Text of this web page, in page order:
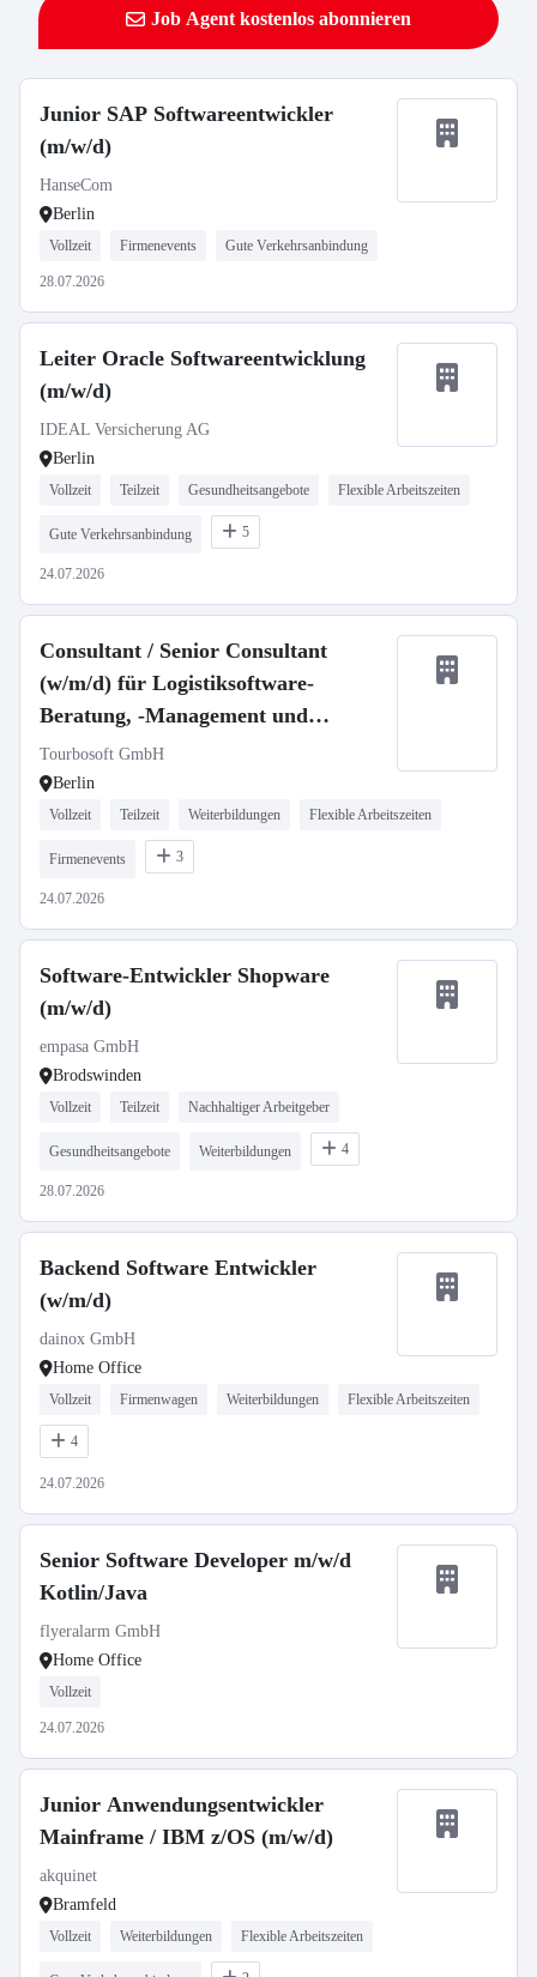
Job Agent kostenlos abonnieren
Junior SAP Softwareentwickler
(m/w/d)
HanseCom
Berlin
Vollzeit Firmenevents Gute Verkehrsanbindung
28.07.2026
Leiter Oracle Softwareentwicklung
(m/w/d)
IDEAL Versicherung AG
Berlin
Vollzeit Teilzeit Gesundheitsangebote Flexible Arbeitszeiten
Gute Verkehrsanbindung 5
24.07.2026
Consultant / Senior Consultant
(w/m/d) für Logistiksoftware-
Beratung, -Management und
Produktentwicklung
Tourbosoft GmbH
Berlin
Vollzeit Teilzeit Weiterbildungen Flexible Arbeitszeiten
Firmenevents 3
24.07.2026
Software-Entwickler Shopware
(m/w/d)
empasa GmbH
Brodswinden
Vollzeit Teilzeit Nachhaltiger Arbeitgeber
Gesundheitsangebote Weiterbildungen 4
28.07.2026
Backend Software Entwickler
(w/m/d)
dainox GmbH
Home Office
Vollzeit Firmenwagen Weiterbildungen Flexible Arbeitszeiten
4
24.07.2026
Senior Software Developer m/w/d
Kotlin/Java
flyeralarm GmbH
Home Office
Vollzeit
24.07.2026
Junior Anwendungsentwickler
Mainframe / IBM z/OS (m/w/d)
akquinet
Bramfeld
Vollzeit Weiterbildungen Flexible Arbeitszeiten